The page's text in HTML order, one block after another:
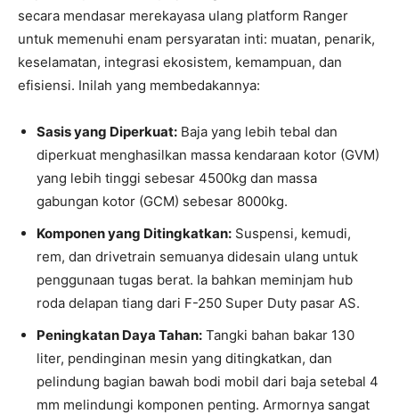
secara mendasar merekayasa ulang platform Ranger
untuk memenuhi enam persyaratan inti: muatan, penarik,
keselamatan, integrasi ekosistem, kemampuan, dan
efisiensi. Inilah yang membedakannya:
Sasis yang Diperkuat: Baja yang lebih tebal dan
diperkuat menghasilkan massa kendaraan kotor (GVM)
yang lebih tinggi sebesar 4500kg dan massa
gabungan kotor (GCM) sebesar 8000kg.
Komponen yang Ditingkatkan: Suspensi, kemudi,
rem, dan drivetrain semuanya didesain ulang untuk
penggunaan tugas berat. Ia bahkan meminjam hub
roda delapan tiang dari F-250 Super Duty pasar AS.
Peningkatan Daya Tahan: Tangki bahan bakar 130
liter, pendinginan mesin yang ditingkatkan, dan
pelindung bagian bawah bodi mobil dari baja setebal 4
mm melindungi komponen penting. Armornya sangat